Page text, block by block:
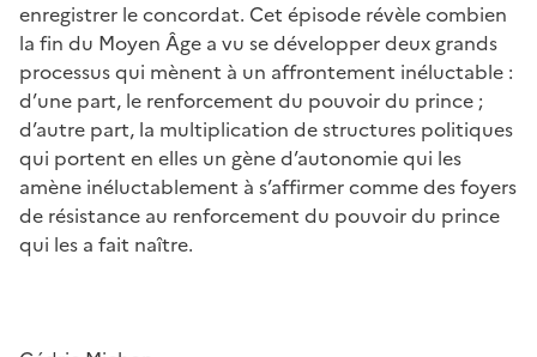
enregistrer le concordat. Cet épisode révèle combien
la fin du Moyen Âge a vu se développer deux grands
processus qui mènent à un affrontement inéluctable :
d’une part, le renforcement du pouvoir du prince ;
d’autre part, la multiplication de structures politiques
qui portent en elles un gène d’autonomie qui les
amène inéluctablement à s’affirmer comme des foyers
de résistance au renforcement du pouvoir du prince
qui les a fait naître.